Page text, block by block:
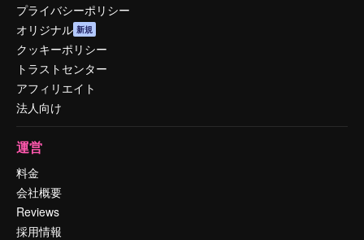
プライバシーポリシー
オリジナル 新規
クッキーポリシー
トラストセンター
アフィリエイト
法人向け
運営
料金
会社概要
Reviews
採用情報